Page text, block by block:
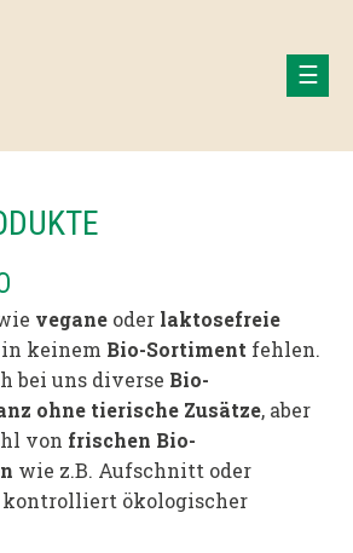
vegane oder laktosefreie
keinem Bio-Sortiment fehlen.
bei uns diverse Bio-
ohne tierische Zusätze, aber
von frischen Bio-
wie z.B. Aufschnitt oder
ökologischer